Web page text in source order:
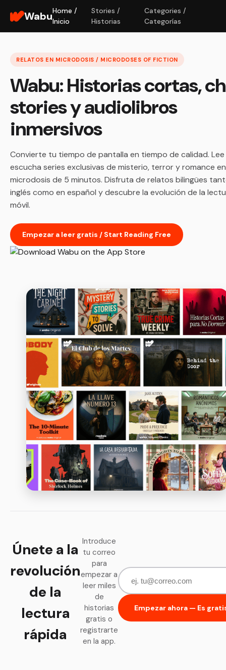
WabuHome /
Inicio
Stories /
Historias
Categories /
Categorías
RELATOS EN MICRODOSIS / MICRODOSES OF FICTION
Wabu: Historias cortas,
stories y audiolibros
inmersivos
Convierte tu tiempo de pantalla en tiempo de calidad.
escucha series exclusivas de misterio, terror y romance en
microdosis de 5 minutos. Disfruta de relatos bilingües
inglés como en español y descubre la evolución de la
móvil.
Empezar a leer gratis / Start Reading Free
Únete a la
revolución
de la
lectura
rápida
Introduce
tu correo
para
empezar a
leer miles
de
historias
gratis o
registrarte
en la app.
Empezar ahora — Es